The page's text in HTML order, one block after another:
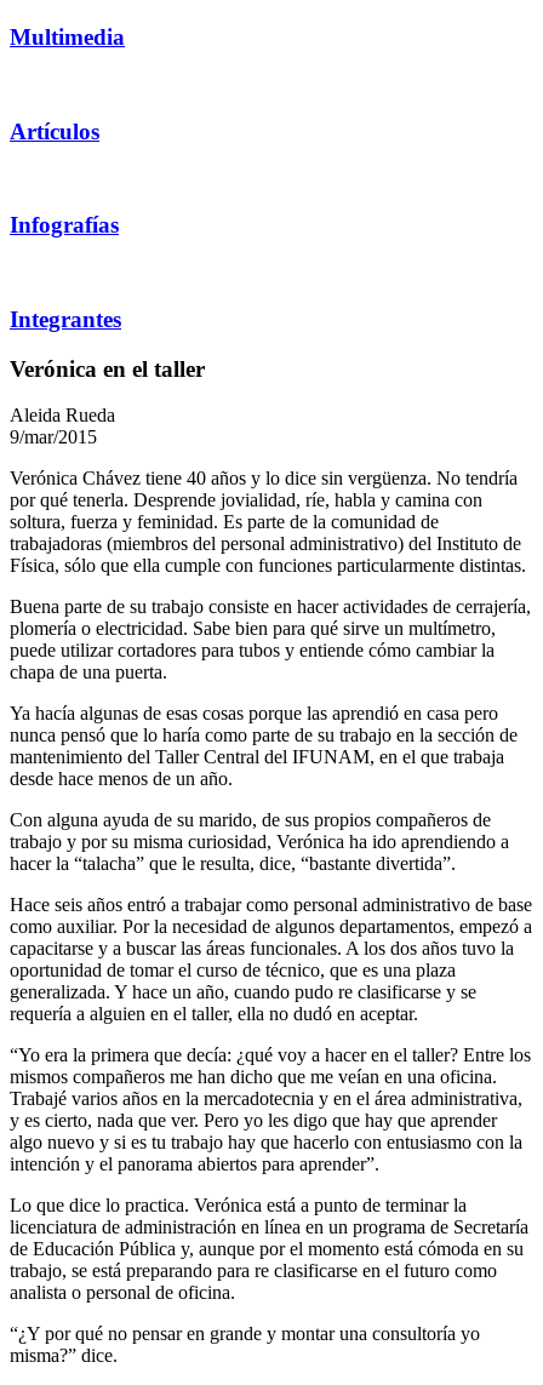
Multimedia
Artículos
Infografías
Integrantes
Verónica en el taller
Aleida Rueda
9/mar/2015
Verónica Chávez tiene 40 años y lo dice sin vergüenza. No tendría
por qué tenerla. Desprende jovialidad, ríe, habla y camina con
soltura, fuerza y feminidad. Es parte de la comunidad de
trabajadoras (miembros del personal administrativo) del Instituto de
Física, sólo que ella cumple con funciones particularmente distintas.
Buena parte de su trabajo consiste en hacer actividades de cerrajería,
plomería o electricidad. Sabe bien para qué sirve un multímetro,
puede utilizar cortadores para tubos y entiende cómo cambiar la
chapa de una puerta.
Ya hacía algunas de esas cosas porque las aprendió en casa pero
nunca pensó que lo haría como parte de su trabajo en la sección de
mantenimiento del Taller Central del IFUNAM, en el que trabaja
desde hace menos de un año.
Con alguna ayuda de su marido, de sus propios compañeros de
trabajo y por su misma curiosidad, Verónica ha ido aprendiendo a
hacer la “talacha” que le resulta, dice, “bastante divertida”.
Hace seis años entró a trabajar como personal administrativo de base
como auxiliar. Por la necesidad de algunos departamentos, empezó a
capacitarse y a buscar las áreas funcionales. A los dos años tuvo la
oportunidad de tomar el curso de técnico, que es una plaza
generalizada. Y hace un año, cuando pudo re clasificarse y se
requería a alguien en el taller, ella no dudó en aceptar.
“Yo era la primera que decía: ¿qué voy a hacer en el taller? Entre los
mismos compañeros me han dicho que me veían en una oficina.
Trabajé varios años en la mercadotecnia y en el área administrativa,
y es cierto, nada que ver. Pero yo les digo que hay que aprender
algo nuevo y si es tu trabajo hay que hacerlo con entusiasmo con la
intención y el panorama abiertos para aprender”.
Lo que dice lo practica. Verónica está a punto de terminar la
licenciatura de administración en línea en un programa de Secretaría
de Educación Pública y, aunque por el momento está cómoda en su
trabajo, se está preparando para re clasificarse en el futuro como
analista o personal de oficina.
“¿Y por qué no pensar en grande y montar una consultoría yo
misma?” dice.